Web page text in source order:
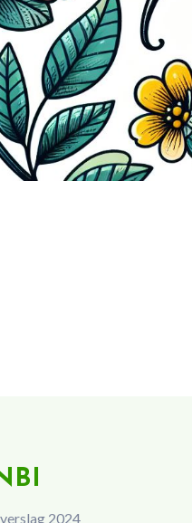
2024